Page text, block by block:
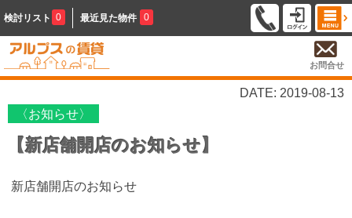
検討リスト 0 最近見た物件 0
お問合せ
DATE: 2019-08-13
〈お知らせ〉
【新店舗開店のお知らせ】
新店舗開店のお知らせ